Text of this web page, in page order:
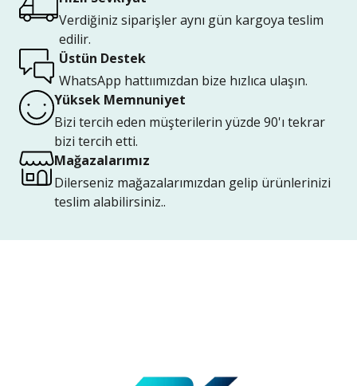
Verdiğiniz siparişler aynı gün kargoya teslim
edilir.
Üstün Destek
WhatsApp hattıımızdan bize hızlıca ulaşın.
Yüksek Memnuniyet
Bizi tercih eden müşterilerin yüzde 90'ı tekrar
bizi tercih etti.
Mağazalarımız
Dilerseniz mağazalarımızdan gelip ürünlerinizi
teslim alabilirsiniz..